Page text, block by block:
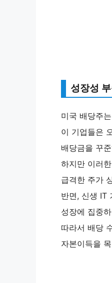
성장성
미국 배당주
이 기업들은
배당금을 꾸
하지만 이러
급격한 주가
반면, 신생 IT
성장에 집중
따라서 배당
자본이득을